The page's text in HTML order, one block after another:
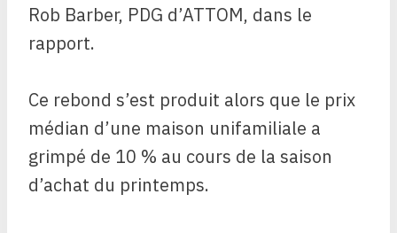
Rob Barber, PDG d’ATTOM, dans le
rapport.
Ce rebond s’est produit alors que le prix
médian d’une maison unifamiliale a
grimpé de 10 % au cours de la saison
d’achat du printemps.